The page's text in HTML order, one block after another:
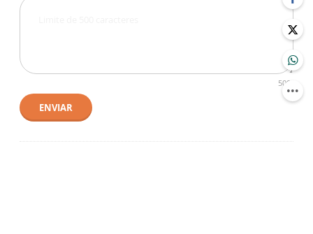
500
ENVIAR